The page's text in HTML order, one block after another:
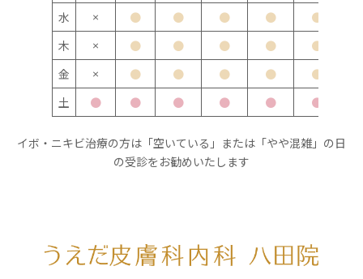
水 × ● ● ● ● ●
木 × ● ● ● ● ●
金 × ● ● ● ● ●
土 ● ● ● ● ● ●
イボ・ニキビ治療の方は「空いている」または「やや混雑」の日
の受診をお勧めいたします